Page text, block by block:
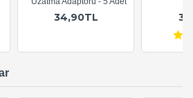
34,90TL